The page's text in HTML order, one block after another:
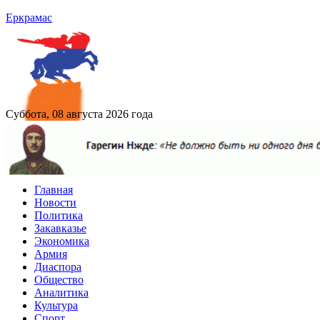
Еркрамас
Суббота, 08 августа 2026 года
Главная
Новости
Политика
Закавказье
Экономика
Армия
Диаспора
Общество
Аналитика
Культура